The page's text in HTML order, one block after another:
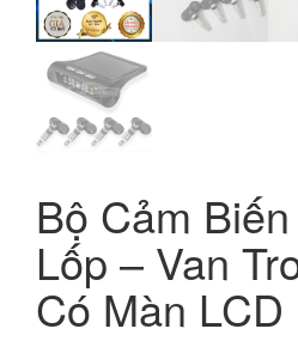
Bộ Cảm
Lốp – Van
Có Màn LCD